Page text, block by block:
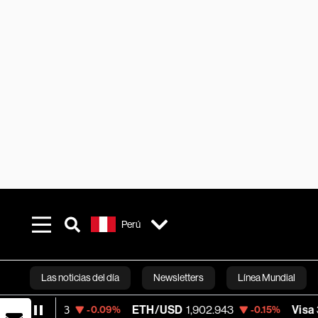
Perú
Las noticias del día Newsletters Línea Mundial
Bloomberg
ETH/USD 1,902.943 -0.15% Visa 370.47